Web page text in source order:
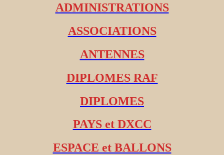
ADMINISTRATIONS
ASSOCIATIONS
ANTENNES
DIPLOMES RAF
DIPLOMES
PAYS et DXCC
ESPACE et BALLONS